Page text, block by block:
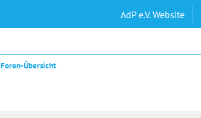
AdP e.V. Website
Foren-Übersicht